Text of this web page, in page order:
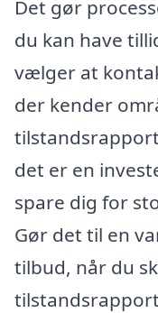
Det gør
du kan have
vælger at
der kender
det er en
spare dig for
Gør det til en
tilbud, når du